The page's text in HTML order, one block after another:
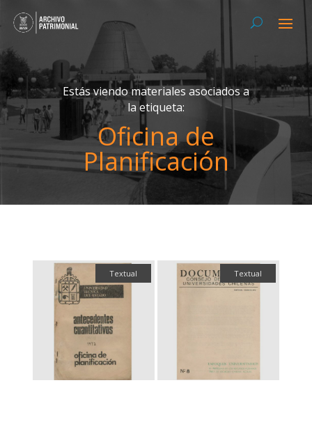
Estás viendo materiales asociados a
la etiqueta:
Oficina de
Planificación
Textual Textual